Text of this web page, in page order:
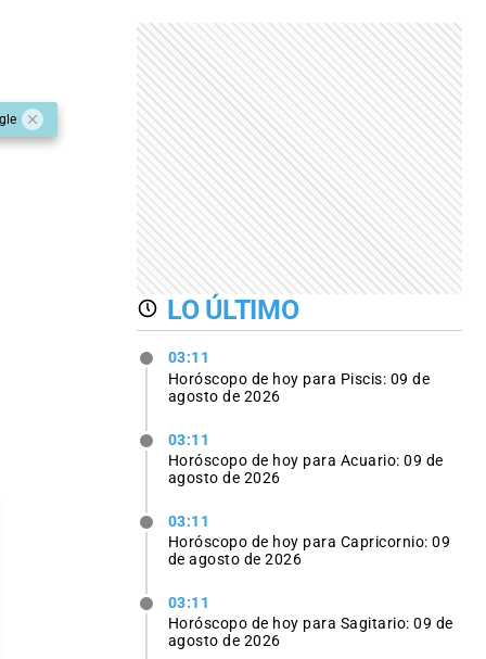
LO ÚLTIMO
03:11
Horóscopo de hoy para Piscis: 09 de
agosto de 2026
03:11
Horóscopo de hoy para Acuario: 09 de
agosto de 2026
03:11
Horóscopo de hoy para Capricornio: 09
de agosto de 2026
03:11
Horóscopo de hoy para Sagitario: 09 de
agosto de 2026